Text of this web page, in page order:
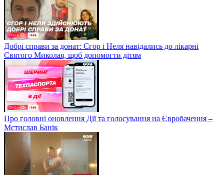
Добрі справи за донат: Єгор і Неля навідались до лікарні
Святого Миколая, щоб допомогти дітям
Про головні оновлення Дії та голосування на Євробачення –
Мстислав Банік